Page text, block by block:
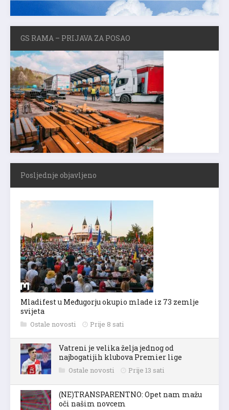
GS RAMA – PRIJAVA ZA POSAO
Posljednje objavljeno
Mladifest u Međugorju okupio mlade iz 73 zemlje
svijeta
Ostale novosti Prije 8 sati
Vatreni je velika želja jednog od
najbogatijih klubova Premier lige
Ostale novosti Prije 13 sati
(NE)TRANSPARENTNO: Opet nam mažu
oči našim novcem